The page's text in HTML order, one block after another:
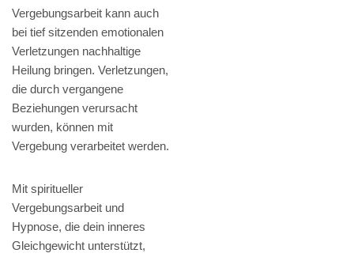
Vergebungsarbeit kann auch
bei tief sitzenden emotionalen
Verletzungen nachhaltige
Heilung bringen. Verletzungen,
die durch vergangene
Beziehungen verursacht
wurden, können mit
Vergebung verarbeitet werden.
Mit spiritueller
Vergebungsarbeit und
Hypnose, die dein inneres
Gleichgewicht unterstützt,